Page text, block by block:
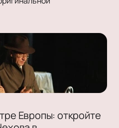
Европы: откройте